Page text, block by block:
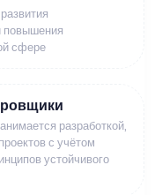
повышения
сфере
разработкой,
с учётом
устойчивого